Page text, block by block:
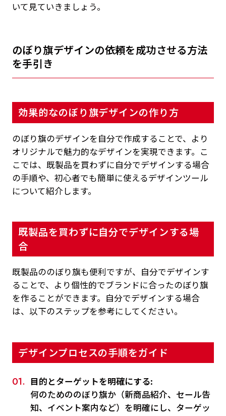
いて見ていきましょう。
のぼり旗デザインの依頼を成功させる方法
を手引き
効果的なのぼり旗デザインの作り方
のぼり旗のデザインを自分で作成することで、より
オリジナルで魅力的なデザインを実現できます。こ
こでは、既製品を買わずに自分でデザインする場合
の手順や、初心者でも簡単に使えるデザインツール
について紹介します。
既製品を買わずに自分でデザインする場
合
既製品ののぼり旗も便利ですが、自分でデザインす
ることで、より個性的でブランドに合ったのぼり旗
を作ることができます。自分でデザインする場合
は、以下のステップを参考にしてください。
デザインプロセスの手順をガイド
目的とターゲットを明確にする:
何のためののぼり旗か（新商品紹介、セール告
知、イベント案内など）を明確にし、ターゲッ